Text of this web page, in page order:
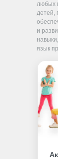
любых
детей,
и
язык